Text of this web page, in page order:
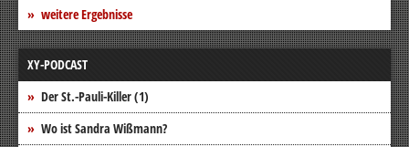
weitere Ergebnisse
XY-PODCAST
Der St.-Pauli-Killer (1)
Wo ist Sandra Wißmann?